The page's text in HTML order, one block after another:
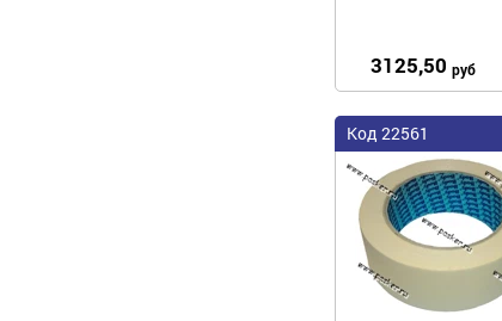
3125,50 руб
Код 22561